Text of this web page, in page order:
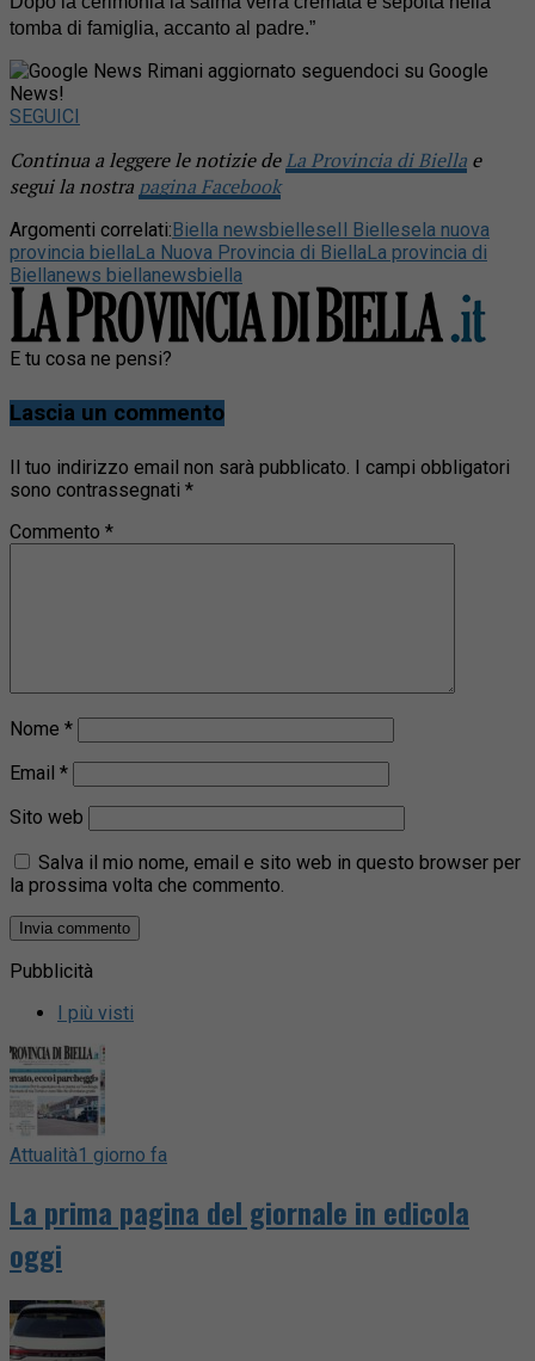
tomba di famiglia, accanto al padre.”
Rimani aggiornato seguendoci su Google
News!
SEGUICI
Continua a leggere le notizie deLa Provincia di Biella e
segui la nostra pagina Facebook
Argomenti correlati:Biella newsbielleseIl Biellesela nuova
provincia biellaLa Nuova Provincia di BiellaLa provincia di
Biellanews biellanewsbiella
E tu cosa ne pensi?
Lascia un commento
Il tuo indirizzo email non sarà pubblicato. I campi obbligatori
sono contrassegnati *
Commento *
Nome *
Email *
Sito web
Salva il mio nome, email e sito web in questo browser per
la prossima volta che commento.
Pubblicità
I più visti
Attualità1 giorno fa
La prima pagina del giornale in edicola
oggi